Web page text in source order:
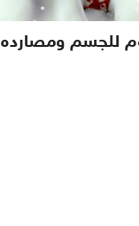
للجسم ومصارده